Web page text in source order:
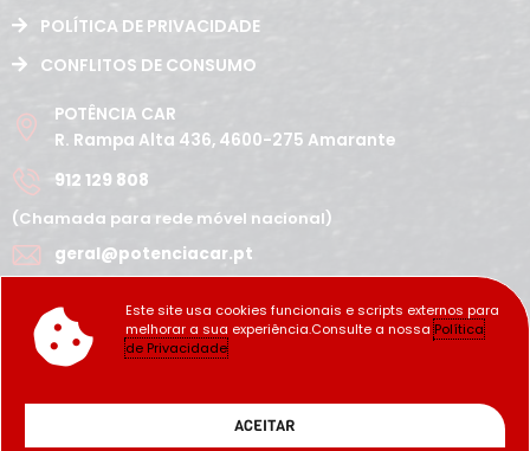
POLÍTICA DE PRIVACIDADE
CONFLITOS DE CONSUMO
POTÊNCIA CAR
R. Rampa Alta 436, 4600-275 Amarante
912 129 808
(Chamada para rede móvel nacional)
geral@potenciacar.pt
10:00h - 12:30h | 14h 19:30h
Domingo
Fechado
Copyright Potência_Car ©2022
Este site usa cookies funcionais e scripts externos para
melhorar a sua experiência.Consulte a nossaPolítica
de Privacidade
ACEITAR